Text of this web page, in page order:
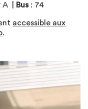
A | Bus: 74
accessible aux
.